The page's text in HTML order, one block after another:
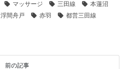
マッサージ 三田線
本蓮沼
浮間舟戸 赤羽
都営三田線
前の記事